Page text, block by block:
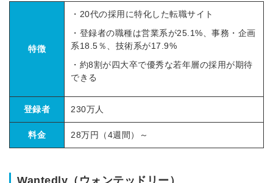
特徴
・20代の採用に特化した転職サイト
・登録者の職種は営業系が25.1%、事務・企画
系18.5％、技術系が17.9%
・約8割が四大卒で優秀な若年層の採用が期待
できる
登録者 230万人
料金 28万円（4週間）～